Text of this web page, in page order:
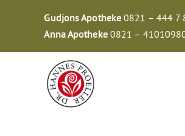
Gudjons Apotheke 0821 – 444 7
Anna Apotheke0821 –